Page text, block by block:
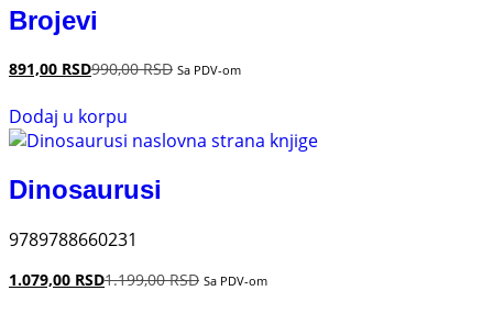
Brojevi
891,00 RSD990,00RSD Sa PDV-om
Dodaj u korpu
Dinosaurusi
9789788660231
1.079,00 RSD1.199,00RSD Sa PDV-om